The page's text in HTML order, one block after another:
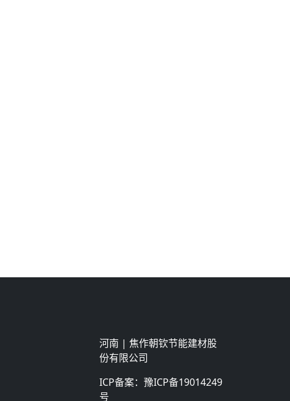
河南 | 焦作朝钦节能建材股
份有限公司
ICP备案： 豫ICP备19014249
号